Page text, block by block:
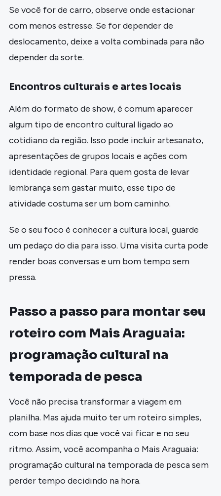
Se você for de carro, observe onde estacionar
com menos estresse. Se for depender de
deslocamento, deixe a volta combinada para não
depender da sorte.
Encontros culturais e artes locais
Além do formato de show, é comum aparecer
algum tipo de encontro cultural ligado ao
cotidiano da região. Isso pode incluir artesanato,
apresentações de grupos locais e ações com
identidade regional. Para quem gosta de levar
lembrança sem gastar muito, esse tipo de
atividade costuma ser um bom caminho.
Se o seu foco é conhecer a cultura local, guarde
um pedaço do dia para isso. Uma visita curta pode
render boas conversas e um bom tempo sem
pressa.
Passo a passo para montar seu
roteiro com Mais Araguaia:
programação cultural na
temporada de pesca
Você não precisa transformar a viagem em
planilha. Mas ajuda muito ter um roteiro simples,
com base nos dias que você vai ficar e no seu
ritmo. Assim, você acompanha o Mais Araguaia:
programação cultural na temporada de pesca sem
perder tempo decidindo na hora.